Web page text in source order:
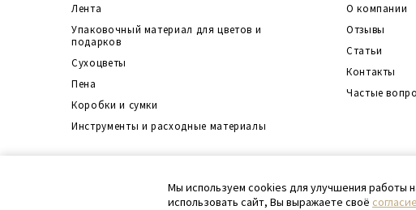
Лента
Упаковочный материал для цветов и
подарков
Сухоцветы
Пена
Коробки и сумки
Инструменты и расходные материалы
О компании
Отзывы
Статьи
Контакты
Частые
Согласие на обработку перс. данных
Согласие на обработку файлов cookie
Карта сайта
Мы используем cookies для улучшения работы
использовать сайт, Вы выражаете своё